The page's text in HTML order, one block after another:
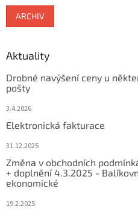
ARCHIV
Aktuality
Drobné navýšení ceny u
pošty
3.4.2026
Elektronická fakturace
31.12.2025
Změna v obchodních
+ doplnění 4.3.2025 -
ekonomické
19.2.2025